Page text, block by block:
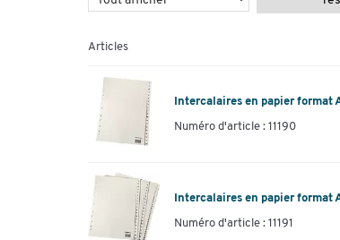
Articles
Intercalaires en papier
Numéro d'article : 11190
Intercalaires en papier format
Numéro d'article : 11191